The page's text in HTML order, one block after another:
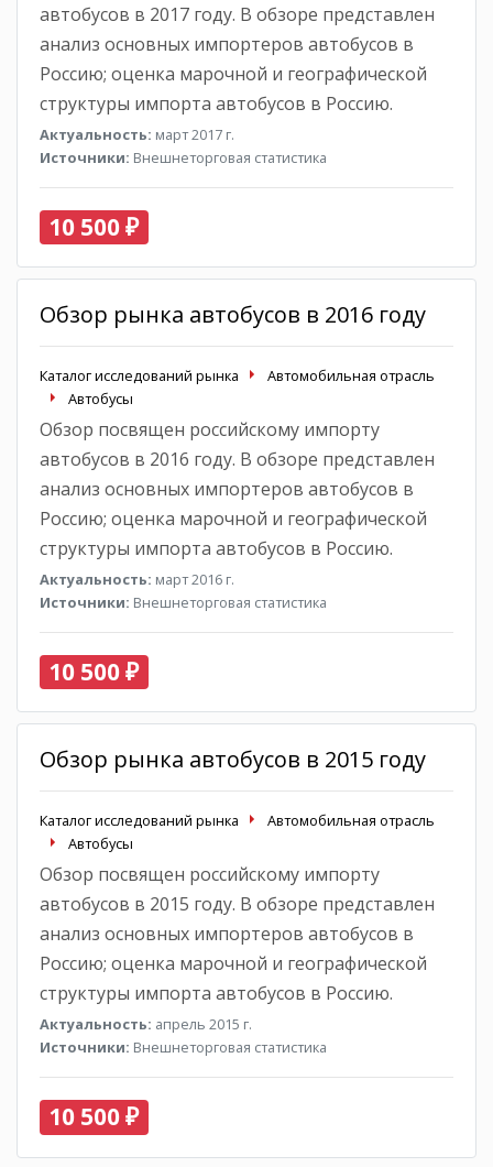
автобусов в 2017 году. В обзоре представлен
анализ основных импортеров автобусов в
Россию; оценка марочной и географической
структуры импорта автобусов в Россию.
Актуальность: март 2017 г.
Источники: Внешнеторговая статистика
10 500 ₽
Обзор рынка автобусов в 2016 году
Каталог исследований рынка
Автомобильная отрасль
Автобусы
Обзор посвящен российскому импорту
автобусов в 2016 году. В обзоре представлен
анализ основных импортеров автобусов в
Россию; оценка марочной и географической
структуры импорта автобусов в Россию.
Актуальность: март 2016 г.
Источники: Внешнеторговая статистика
10 500 ₽
Обзор рынка автобусов в 2015 году
Каталог исследований рынка
Автомобильная отрасль
Автобусы
Обзор посвящен российскому импорту
автобусов в 2015 году. В обзоре представлен
анализ основных импортеров автобусов в
Россию; оценка марочной и географической
структуры импорта автобусов в Россию.
Актуальность: апрель 2015 г.
Источники: Внешнеторговая статистика
10 500 ₽